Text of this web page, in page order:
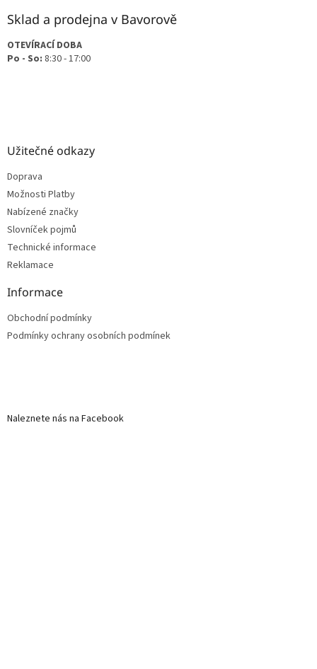
Sklad a prodejna v Bavorově
OTEVÍRACÍ DOBA
Po - So: 8:30 - 17:00
Užitečné odkazy
Doprava
Možnosti Platby
Nabízené značky
Slovníček pojmů
Technické informace
Reklamace
Informace
Obchodní podmínky
Podmínky ochrany osobních podmínek
Naleznete nás na Facebook